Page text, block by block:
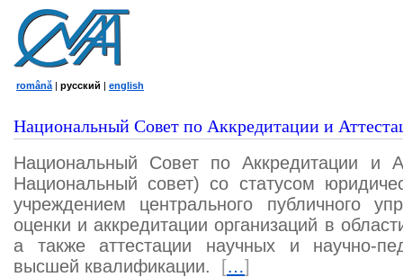
română | русский | english
Национальный Совет по Аккредитации и
Национальный Совет по Аккредитации и
Национальный совет) со статусом
учреждением центрального публичного
оценки и аккредитации организаций в
а также аттестации научных и научно-
высшей квалификации.
[…]